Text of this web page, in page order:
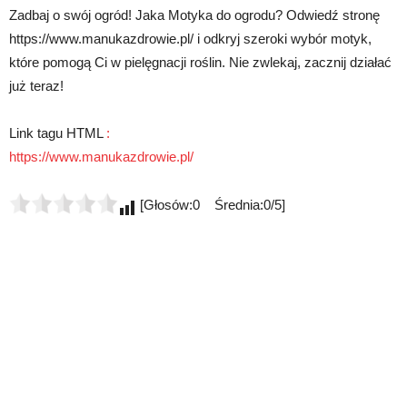
Zadbaj o swój ogród! Jaka Motyka do ogrodu? Odwiedź stronę
https://www.manukazdrowie.pl/ i odkryj szeroki wybór motyk,
które pomogą Ci w pielęgnacji roślin. Nie zwlekaj, zacznij działać
już teraz!
Link tagu HTML :
https://www.manukazdrowie.pl/
[Głosów:0 Średnia:0/5]